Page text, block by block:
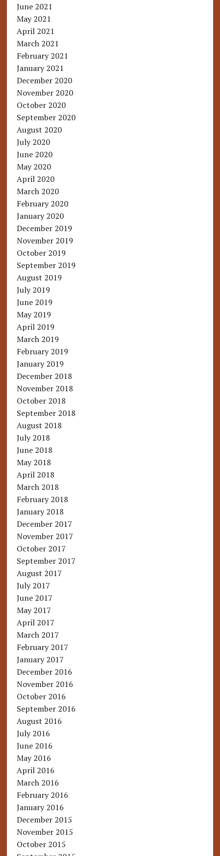
June 2021
May 2021
April 2021
March 2021
February 2021
January 2021
December 2020
November 2020
October 2020
September 2020
August 2020
July 2020
June 2020
May 2020
April 2020
March 2020
February 2020
January 2020
December 2019
November 2019
October 2019
September 2019
August 2019
July 2019
June 2019
May 2019
April 2019
March 2019
February 2019
January 2019
December 2018
November 2018
October 2018
September 2018
August 2018
July 2018
June 2018
May 2018
April 2018
March 2018
February 2018
January 2018
December 2017
November 2017
October 2017
September 2017
August 2017
July 2017
June 2017
May 2017
April 2017
March 2017
February 2017
January 2017
December 2016
November 2016
October 2016
September 2016
August 2016
July 2016
June 2016
May 2016
April 2016
March 2016
February 2016
January 2016
December 2015
November 2015
October 2015